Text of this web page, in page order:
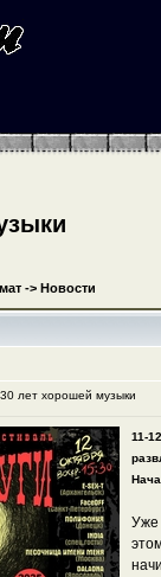
-> Новости
лет хорошей музыки
11-
Уже